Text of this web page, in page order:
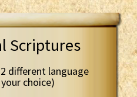
Scriptures
different language
choice)